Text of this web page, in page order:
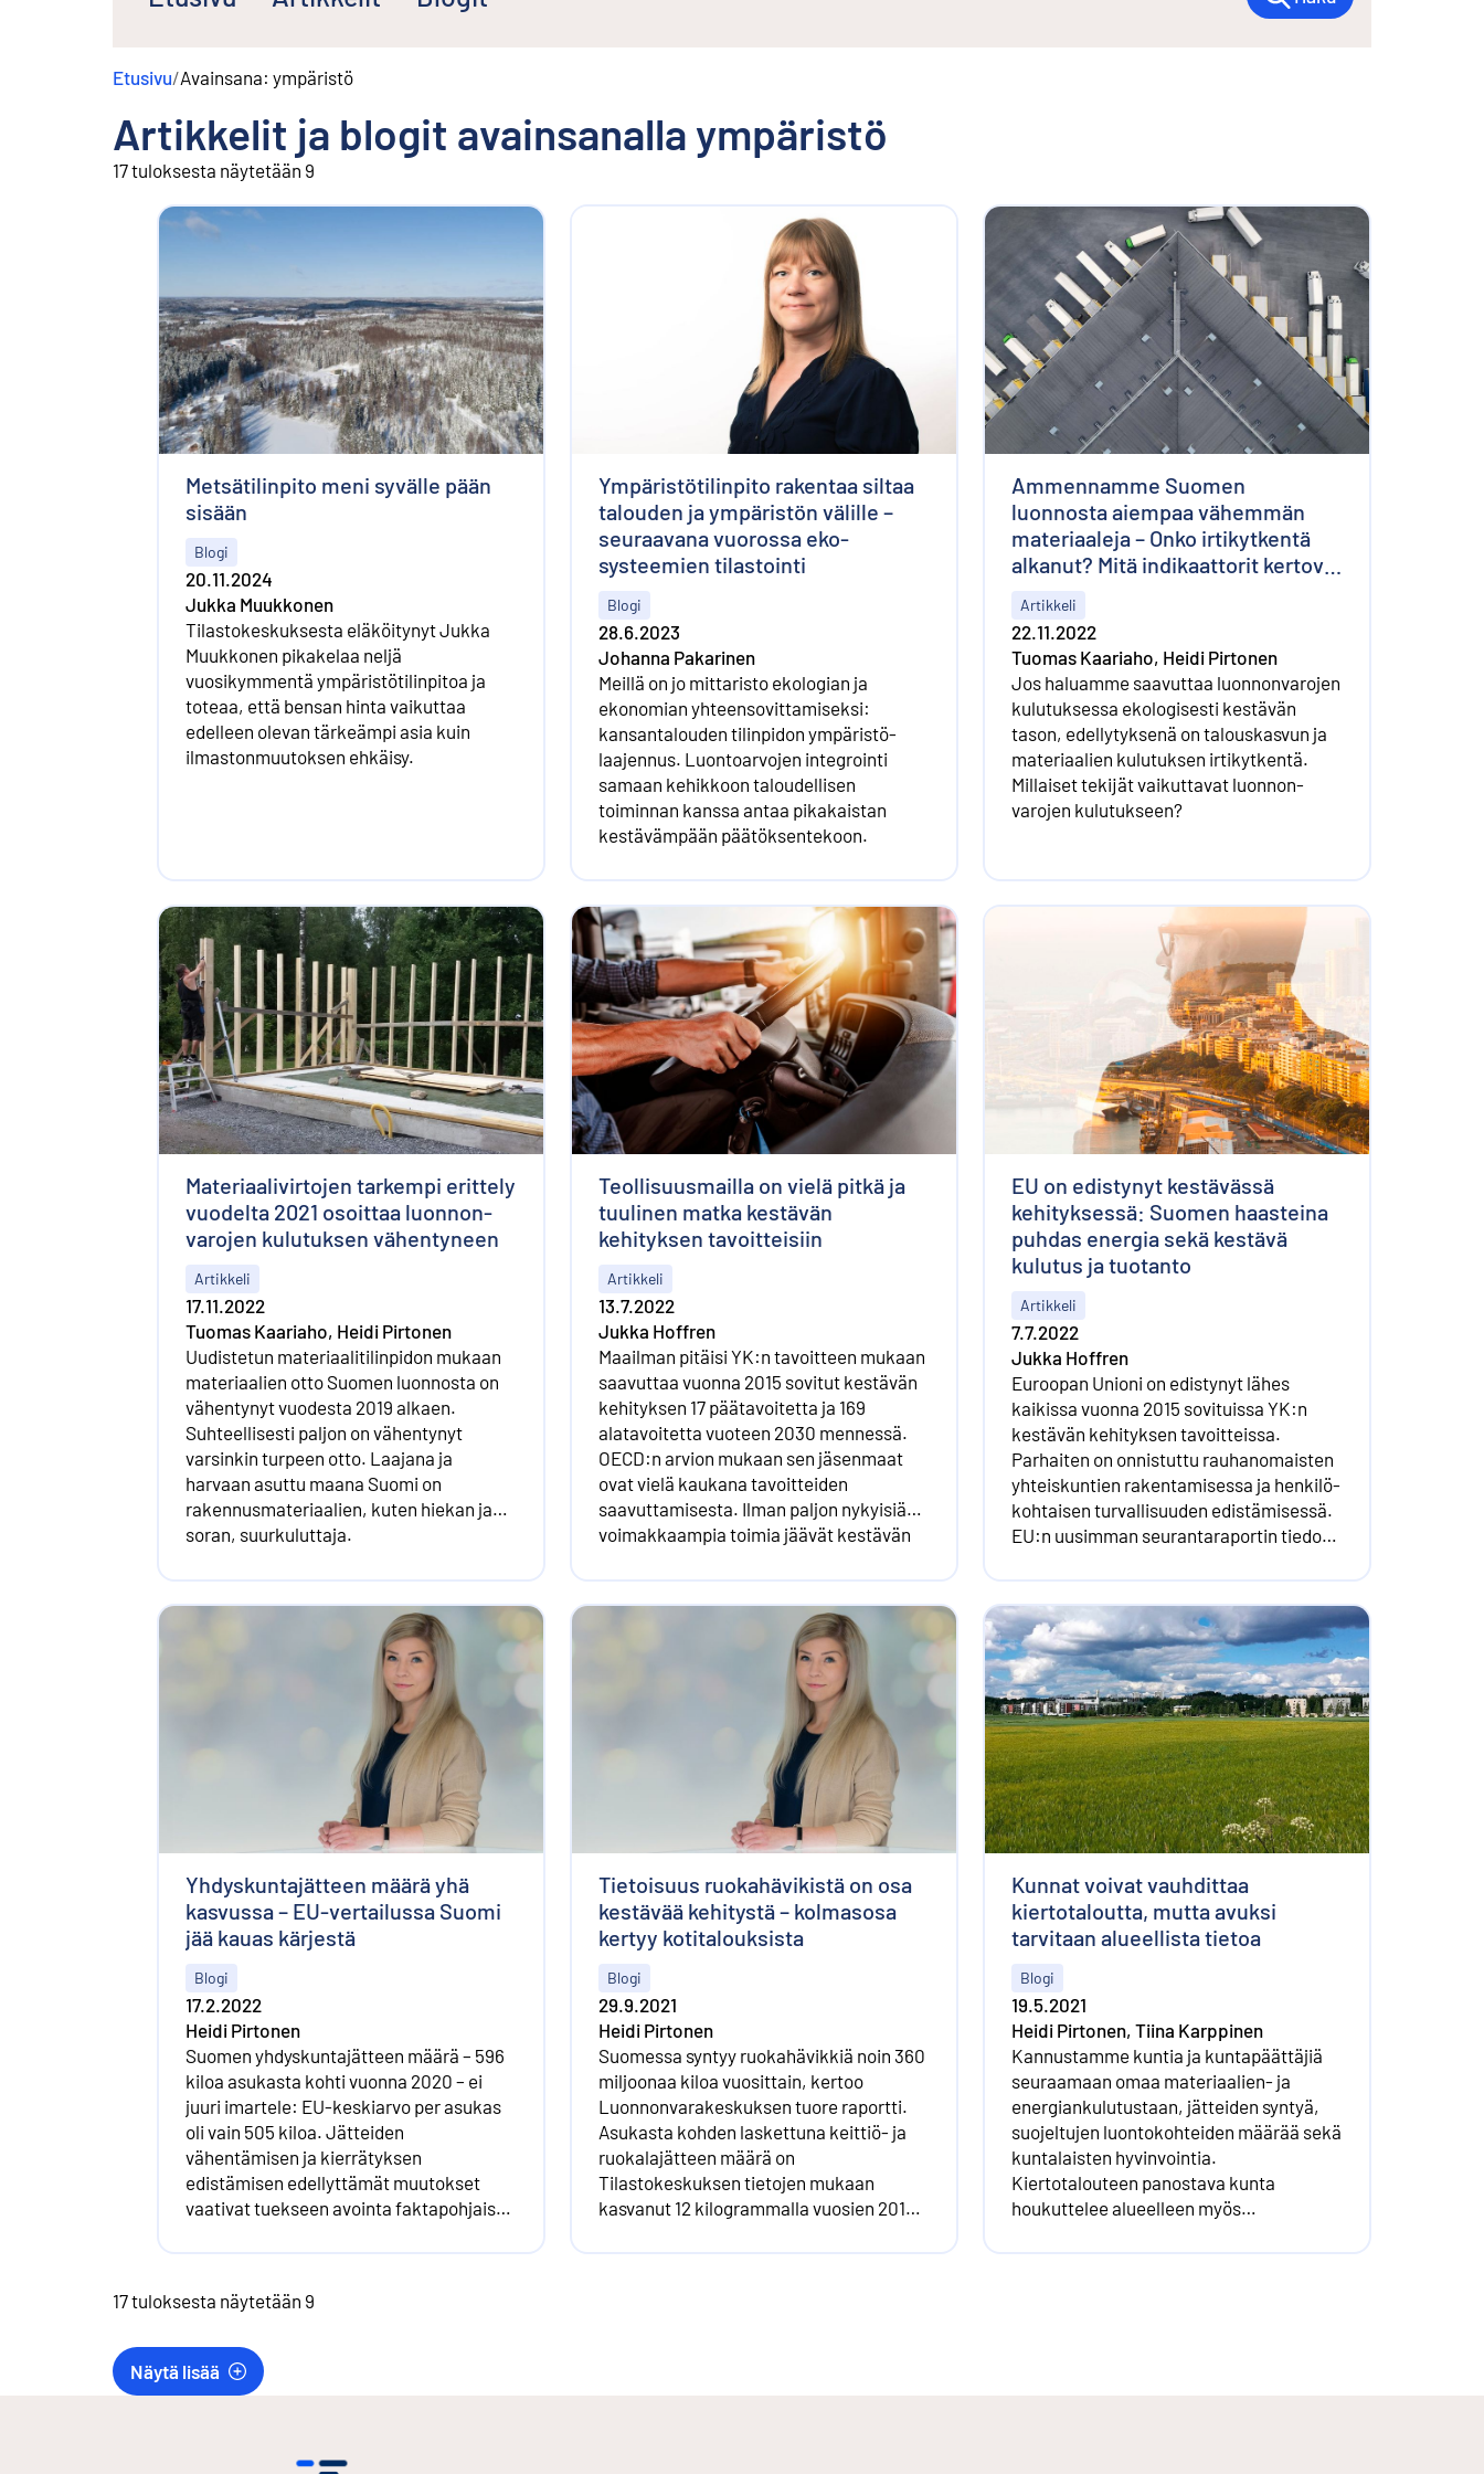
Etusivu/Avainsana: ympäristö
Artikkelit ja blogit avainsanalla ympäristö
17 tuloksesta näytetään 9
Metsätilinpito meni syvälle pään
sisään
Blogi
20.11.2024
Jukka Muukkonen
Tilastokeskuksesta eläköitynyt Jukka
Muukkonen pikakelaa neljä
vuosikymmentä ympäristötilinpitoa ja
toteaa, että bensan hinta vaikuttaa
edelleen olevan tärkeämpi asia kuin
ilmastonmuutoksen ehkäisy.
Ympäristötilinpito rakentaa siltaa
talouden ja ympäristön välille –
seuraavana vuorossa eko­
systeemien tilastointi
Blogi
28.6.2023
Johanna Pakarinen
Meillä on jo mittaristo ekologian ja
ekonomian yhteen­sovittamiseksi:
kansan­talouden tilin­pidon ympäristö­
laajennus. Luonto­arvojen integrointi
samaan kehikkoon taloudellisen
toiminnan kanssa antaa pikakaistan
kestävämpään päätöksen­tekoon.
Ammennamme Suomen
luonnosta aiempaa vähemmän
materiaaleja – Onko irtikytkentä
alkanut? Mitä indikaattorit kertovat
Artikkeli
22.11.2022
Tuomas Kaariaho, Heidi Pirtonen
Jos haluamme saavuttaa luonnonvarojen
kulutuksessa ekologisesti kestävän
tason, edellytyksenä on talouskasvun ja
materiaalien kulutuksen irti­kytkentä.
Millaiset tekijät vaikuttavat luonnon­
varojen kulutukseen?
Materiaalivirtojen tarkempi erittely
vuodelta 2021 osoittaa luonnon­
varojen kulutuksen vähentyneen
Artikkeli
17.11.2022
Tuomas Kaariaho, Heidi Pirtonen
Uudistetun materiaalitilinpidon mukaan
materiaalien otto Suomen luonnosta on
vähentynyt vuodesta 2019 alkaen.
Suhteellisesti paljon on vähentynyt
varsinkin turpeen otto. Laajana ja
harvaan asuttu maana Suomi on
rakennus­materiaalien, kuten hiekan ja
soran, suurkuluttaja.
Teollisuusmailla on vielä pitkä ja
tuulinen matka kestävän
kehityksen tavoitteisiin
Artikkeli
13.7.2022
Jukka Hoffren
Maailman pitäisi YK:n tavoitteen mukaan
saavuttaa vuonna 2015 sovitut kestävän
kehityksen 17 päätavoitetta ja 169
alatavoitetta vuoteen 2030 mennessä.
OECD:n arvion mukaan sen jäsenmaat
ovat vielä kaukana tavoitteiden
saavuttamisesta. Ilman paljon nykyisiä
voimakkaampia toimia jäävät kestävän
EU on edistynyt kestävässä
kehityksessä: Suomen haasteina
puhdas energia sekä kestävä
kulutus ja tuotanto
Artikkeli
7.7.2022
Jukka Hoffren
Euroopan Unioni on edistynyt lähes
kaikissa vuonna 2015 sovituissa YK:n
kestävän kehityksen tavoitteissa.
Parhaiten on onnistuttu rauhan­omaisten
yhteiskuntien rakentamisessa ja henkilö­
kohtaisen turvallisuuden edistämisessä.
EU:n uusimman seuranta­raportin tiedot
Ukrainaan.
Yhdyskuntajätteen määrä yhä
kasvussa – EU-vertailussa Suomi
jää kauas kärjestä
Blogi
17.2.2022
Heidi Pirtonen
Suomen yhdyskuntajätteen määrä – 596
kiloa asukasta kohti vuonna 2020 – ei
juuri imartele: EU-keskiarvo per asukas
oli vain 505 kiloa. Jätteiden
vähentämisen ja kierrätyksen
edistämisen edellyttämät muutokset
vaativat tuekseen avointa faktapohjaista
Tietoisuus ruokahävikistä on osa
kestävää kehitystä – kolmasosa
kertyy kotitalouksista
Blogi
29.9.2021
Heidi Pirtonen
Suomessa syntyy ruokahävikkiä noin 360
miljoonaa kiloa vuosittain, kertoo
Luonnonvarakeskuksen tuore raportti.
Asukasta kohden laskettuna keittiö- ja
ruokalajätteen määrä on
Tilastokeskuksen tietojen mukaan
kasvanut 12 kilogrammalla vuosien 2015–
Kunnat voivat vauhdittaa
kiertotaloutta, mutta avuksi
tarvitaan alueellista tietoa
Blogi
19.5.2021
Heidi Pirtonen, Tiina Karppinen
Kannustamme kuntia ja kuntapäättäjiä
seuraamaan omaa materiaalien- ja
energiankulutustaan, jätteiden syntyä,
suojeltujen luontokohteiden määrää sekä
kuntalaisten hyvinvointia.
Kiertotalouteen panostava kunta
houkuttelee alueelleen myös
17 tuloksesta näytetään 9
Näytä lisää